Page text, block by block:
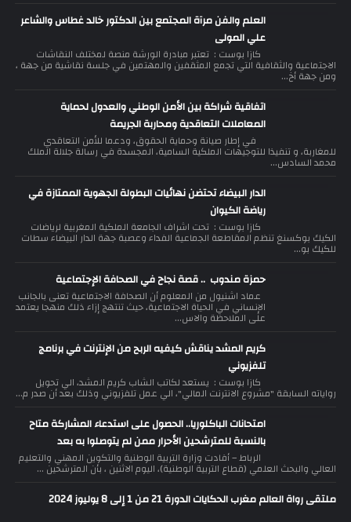
العلم والفن مرآة المجتمع بين الدكتور خالد غطاس والشاعر
علي المولى
كازا بوست : تعتبر مبادرة الورشة منصة لمختلف النقاشات
الاجتماعية والثقافية التي تجمع المثقفين والمهتمين في جلسة نقاشية من جهة ،
ومن جهة أخ...
اتفاقية شراكة بين الأمن الوطني والعدول لحماية
المعاملات التعاقدية ومحاربة الجريمة
في إطار صيانة وحماية الحقوق، ودعما للأمن التعاقدي
للمغاربة، و تنفيذا للتوجيهات الملكية السامية، المجسدة في رسالة جلالة الملك
محمد السادس...
الدار البيضاء تحتضن نهائيات البطولة الجهوية الممتازة في
رياضة الكيوان
كازا بوست : تحت اشراف الجامعة الملكية المغربية لرياضات
الكيك بوكسنغ تنظم المقاطعة الجماعية الفداء وعصبة جهة الدار البيضاء سطات
للكيك بو...
حمزة مندوب .. قصة نجاح في الصحافة الإجتماعية
عماد اشنيول من المعلوم أن الصحافة الاجتماعية تعنى بالجانب
الإنساني في الحياة الاجتماعية، حيث تنتهج إزاء ذلك منهجا يعتمد
على الملاحظة والاس...
كريم المشد يناقش كيفيه الربح من الإنترنت في برنامج
تلفزيوني
كازا بوست : يستعد لكاتب الشاب كريم المشد، الي تحويل
رواياته السابقة "مشروع الانترنت المالي"، الي عمل تلفزيوني وذلك بعد أن صدر م...
امتحانات الباكلوريا.. الحصول على استدعاء المشاركة متاح
بالنسبة للمترشحين الأحرار ممن لم يتوصلوا به بعد
الرباط – أفادت وزارة التربية الوطنية والتكوين المهني والتعليم
العالي والبحث العلمي (قطاع التربية الوطنية)، اليوم الاثنين ، بأن المترشحين ...
ملتقى رواة العالم مغرب الحكايات الدورة 21 من 1 إلى 8 يوليوز 2024